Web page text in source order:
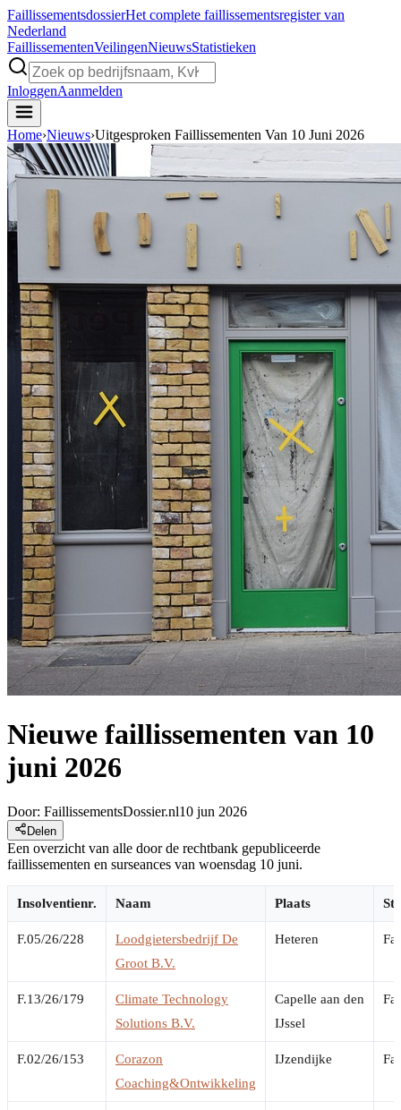
FaillissementsdossierHet complete faillissementsregister van
Nederland
FaillissementenVeilingenNieuwsStatistieken
InloggenAanmelden
Home›Nieuws›Uitgesproken Faillissementen Van 10 Juni 2026
Nieuwe faillissementen van 10
juni 2026
Door: FaillissementsDossier.nl10 jun 2026
Delen
Een overzicht van alle door de rechtbank gepubliceerde
faillissementen en surseances van woensdag 10 juni.
Insolventienr. Naam Plaats
F.05/26/228
Loodgietersbedrijf De
Groot B.V.
Heteren
F.13/26/179
Climate Technology
Solutions B.V.
Capelle aan den
IJssel
F.02/26/153
Corazon
Coaching&Ontwikkeling
IJzendijke